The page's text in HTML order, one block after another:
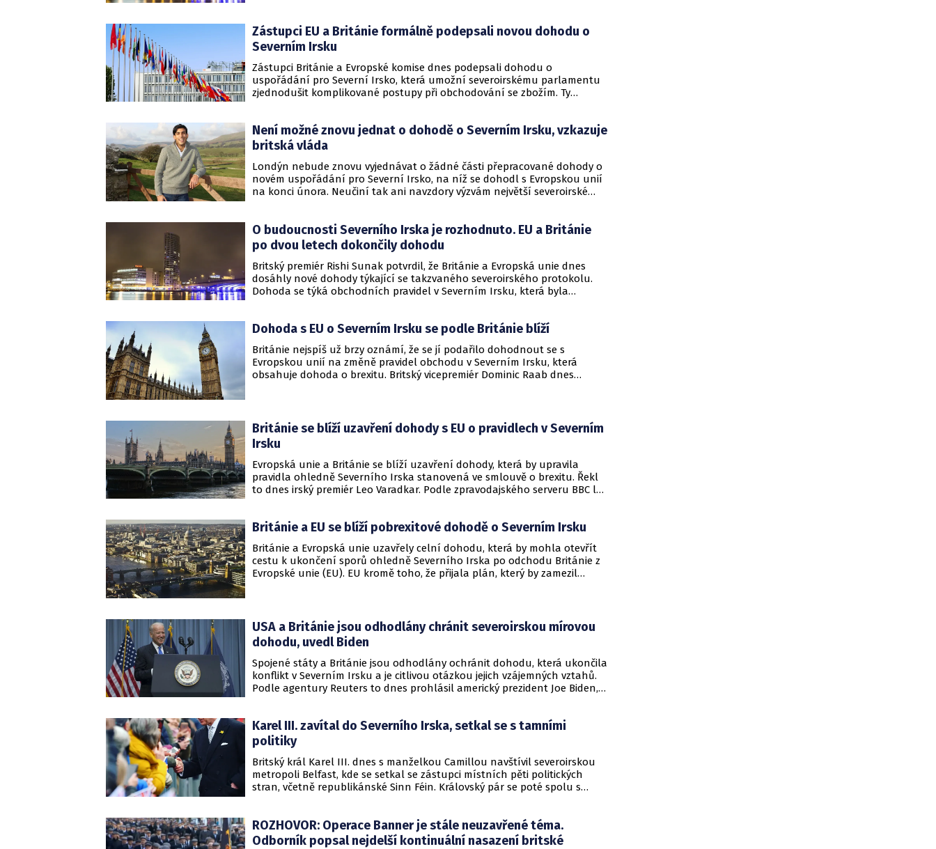
Zástupci EU a Británie formálně podepsali novou dohodu o
Severním Irsku
Zástupci Británie a Evropské komise dnes podepsali dohodu o
uspořádání pro Severní Irsko, která umožní severoirskému parlamentu
zjednodušit komplikované postupy při obchodování se zbožím. Ty
Parlament bude nyní mimo jiné moci zastavit uplatňování unijních
právních předpisů, pokud o to požádá třetina zákonodárců.
Není možné znovu jednat o dohodě o Severním Irsku, vzkazuje
britská vláda
Londýn nebude znovu vyjednávat o žádné části přepracované dohody o
novém uspořádání pro Severní Irsko, na níž se dohodl s Evropskou unií
na konci února. Neučiní tak ani navzdory výzvám největší severoirské
O budoucnosti Severního Irska je rozhodnuto. EU a Británie
po dvou letech dokončily dohodu
Britský premiér Rishi Sunak potvrdil, že Británie a Evropská unie dnes
dosáhly nové dohody týkající se takzvaného severoirského protokolu.
Dohoda se týká obchodních pravidel v Severním Irsku, která byla
která dnes Británii navštívila, začíná "nová kapitola" ve vztazích mezi
Dohoda s EU o Severním Irsku se podle Británie blíží
Británie nejspíš už brzy oznámí, že se jí podařilo dohodnout se s
Evropskou unií na změně pravidel obchodu v Severním Irsku, která
obsahuje dohoda o brexitu. Britský vicepremiér Dominic Raab dnes
přijít ještě dnes, vzápětí ale očekávání opět zmírnili.
Británie se blíží uzavření dohody s EU o pravidlech v Severním
Irsku
Evropská unie a Británie se blíží uzavření dohody, která by upravila
pravidla ohledně Severního Irska stanovená ve smlouvě o brexitu. Řekl
to dnes irský premiér Leo Varadkar. Podle zpravodajského serveru BBC lze
Ursulou von der Leyenovou. Schůzka ale nakonec byla z provozních
Británie a EU se blíží pobrexitové dohodě o Severním Irsku
Británie a Evropská unie uzavřely celní dohodu, která by mohla otevřít
cestu k ukončení sporů ohledně Severního Irska po odchodu Británie z
Evropské unie (EU). EU kromě toho, že přijala plán, který by zamezil
soudy. Informoval o tom web deníku The Times s odvoláním na
informované zdroje.
USA a Británie jsou odhodlány chránit severoirskou mírovou
dohodu, uvedl Biden
Spojené státy a Británie jsou odhodlány ochránit dohodu, která ukončila
konflikt v Severním Irsku a je citlivou otázkou jejich vzájemných vztahů.
Podle agentury Reuters to dnes prohlásil americký prezident Joe Biden,
Karel III. zavítal do Severního Irska, setkal se s tamními
politiky
Britský král Karel III. dnes s manželkou Camillou navštívil severoirskou
metropoli Belfast, kde se setkal se zástupci místních pěti politických
stran, včetně republikánské Sinn Féin. Královský pár se poté spolu s
ROZHOVOR: Operace Banner je stále neuzavřené téma.
Odborník popsal nejdelší kontinuální nasazení britské